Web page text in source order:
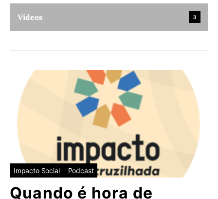
Vídeos 3
Impacto Social Podcast
Quando é hora de